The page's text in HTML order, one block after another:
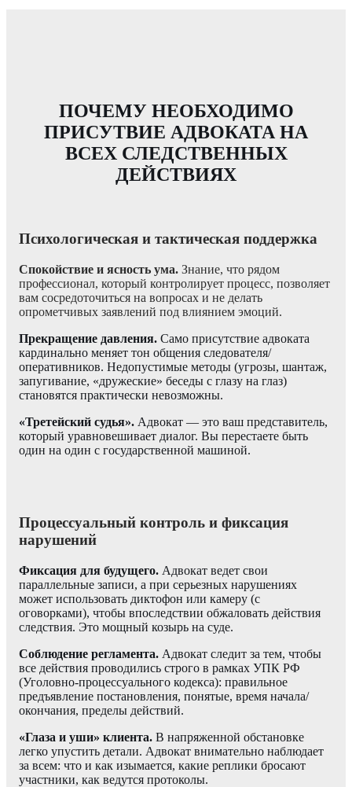
ПОЧЕМУ НЕОБХОДИМО
ПРИСУТВИЕ АДВОКАТА НА
ВСЕХ СЛЕДСТВЕННЫХ
ДЕЙСТВИЯХ
Психологическая и тактическая поддержка
Спокойствие и ясность ума. Знание, что рядом
профессионал, который контролирует процесс, позволяет
вам сосредоточиться на вопросах и не делать
опрометчивых заявлений под влиянием эмоций.
Прекращение давления. Само присутствие адвоката
кардинально меняет тон общения следователя/
оперативников. Недопустимые методы (угрозы, шантаж,
запугивание, «дружеские» беседы с глазу на глаз)
становятся практически невозможны.
«Третейский судья». Адвокат — это ваш представитель,
который уравновешивает диалог. Вы перестаете быть
один на один с государственной машиной.
Процессуальный контроль и фиксация
нарушений
Фиксация для будущего. Адвокат ведет свои
параллельные записи, а при серьезных нарушениях
может использовать диктофон или камеру (с
оговорками), чтобы впоследствии обжаловать действия
следствия. Это мощный козырь на суде.
Соблюдение регламента. Адвокат следит за тем, чтобы
все действия проводились строго в рамках УПК РФ
(Уголовно-процессуального кодекса): правильное
предъявление постановления, понятые, время начала/
окончания, пределы действий.
«Глаза и уши» клиента. В напряженной обстановке
легко упустить детали. Адвокат внимательно наблюдает
за всем: что и как изымается, какие реплики бросают
участники, как ведутся протоколы.